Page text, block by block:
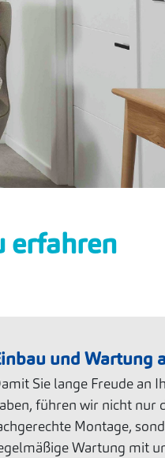
erfahren
und Wartung
Sie lange Freude an
führen wir nicht nur
Montage,
Wartung mit